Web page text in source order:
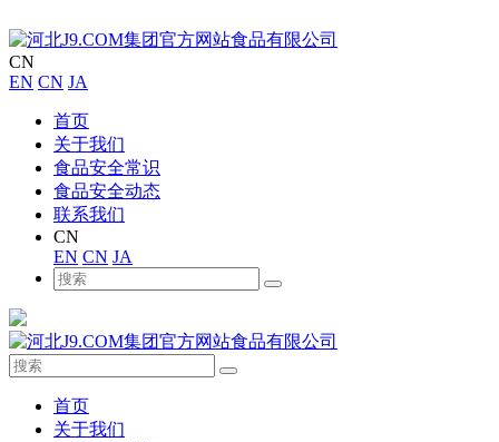
CN
EN CN JA
首页
关于我们
食品安全常识
食品安全动态
联系我们
CN
EN CN JA
首页
关于我们